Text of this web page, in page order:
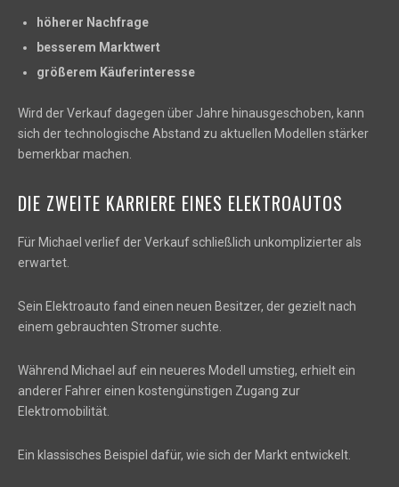
höherer Nachfrage
besserem Marktwert
größerem Käuferinteresse
Wird der Verkauf dagegen über Jahre hinausgeschoben, kann
sich der technologische Abstand zu aktuellen Modellen stärker
bemerkbar machen.
DIE ZWEITE KARRIERE EINES ELEKTROAUTOS
Für Michael verlief der Verkauf schließlich unkomplizierter als
erwartet.
Sein Elektroauto fand einen neuen Besitzer, der gezielt nach
einem gebrauchten Stromer suchte.
Während Michael auf ein neueres Modell umstieg, erhielt ein
anderer Fahrer einen kostengünstigen Zugang zur
Elektromobilität.
Ein klassisches Beispiel dafür, wie sich der Markt entwickelt.